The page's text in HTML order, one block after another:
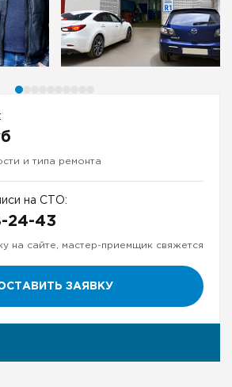
и типа ремонта
на СТО:
24-43
на сайте, мастер-приемщик свяжется
ЗАЯВКУ